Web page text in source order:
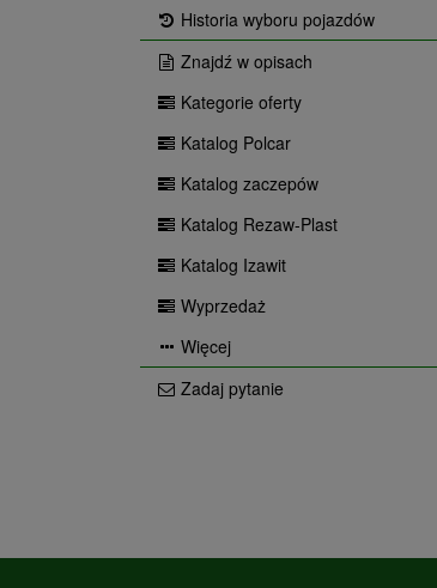
Historia wyboru pojazdów
Znajdź w opisach
Kategorie oferty
Katalog Polcar
Katalog zaczepów
Katalog Rezaw-Plast
Katalog Izawit
Wyprzedaż
Więcej
Zadaj pytanie